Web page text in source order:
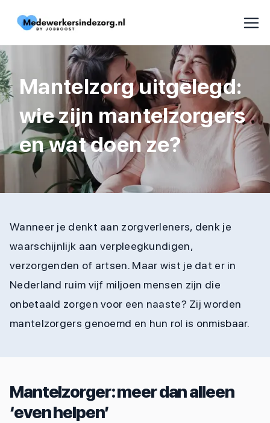
Mantelzorg uitgelegd:
wie zijn mantelzorgers
en wat doen ze?
Wanneer je denkt aan zorgverleners, denk je
waarschijnlijk aan verpleegkundigen,
verzorgenden of artsen. Maar wist je dat er in
Nederland ruim vijf miljoen mensen zijn die
onbetaald zorgen voor een naaste? Zij worden
mantelzorgers genoemd en hun rol is onmisbaar.
Mantelzorger: meer dan alleen
‘even helpen’